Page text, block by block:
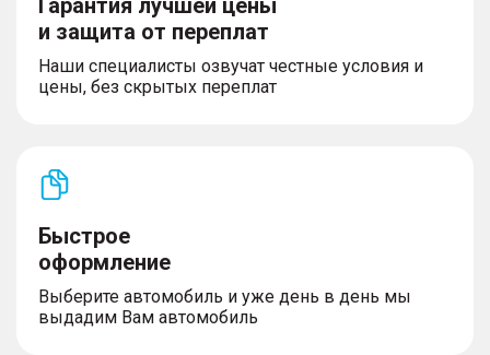
и защита от переплат
Наши специалисты озвучат честные условия и
цены, без скрытых переплат
Быстрое
оформление
Выберите автомобиль и уже день в день мы
выдадим Вам автомобиль